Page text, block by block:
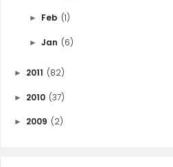
► Feb (1)
► Jan (6)
► 2011 (82)
► 2010 (37)
► 2009 (2)